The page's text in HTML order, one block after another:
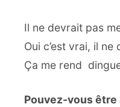
Il ne devrait pas
Oui c’est vrai, il
Ça me rend
Pouvez-vous être